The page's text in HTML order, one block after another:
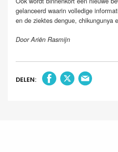
gelanceerd waarin volledige
en de ziektes dengue, chikungunya
Door Ariën Rasmijn
DELEN: